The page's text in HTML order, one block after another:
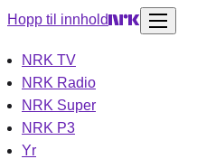
Hopp til innhold
NRK TV
NRK Radio
NRK Super
NRK P3
Yr